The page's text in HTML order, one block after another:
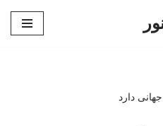
دارد